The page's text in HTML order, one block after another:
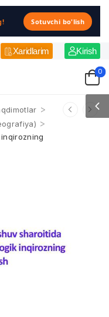
Sotuvchi bo'lish
Xaridlarim Kirish
0
>
>